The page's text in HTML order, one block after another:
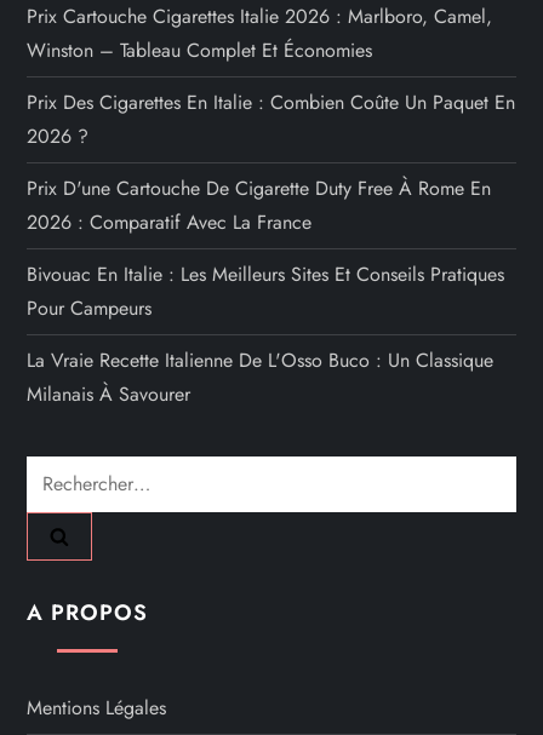
Prix Cartouche Cigarettes Italie 2026 : Marlboro, Camel,
Winston – Tableau Complet Et Économies
Prix Des Cigarettes En Italie : Combien Coûte Un Paquet En
2026 ?
Prix D'une Cartouche De Cigarette Duty Free À Rome En
2026 : Comparatif Avec La France
Bivouac En Italie : Les Meilleurs Sites Et Conseils Pratiques
Pour Campeurs
La Vraie Recette Italienne De L'Osso Buco : Un Classique
Milanais À Savourer
Rechercher :
A PROPOS
Mentions Légales